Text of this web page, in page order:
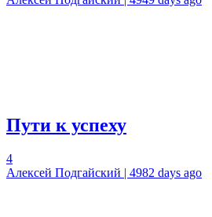
Пути к успеху
4
Алексей Подгайский | 4982 days ago